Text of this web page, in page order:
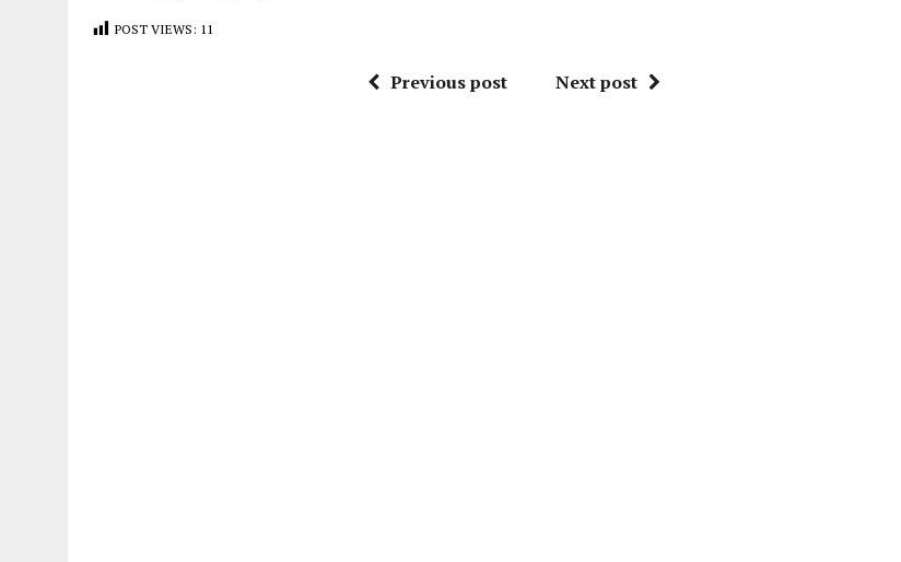
POST VIEWS: 11
Previous post Next post